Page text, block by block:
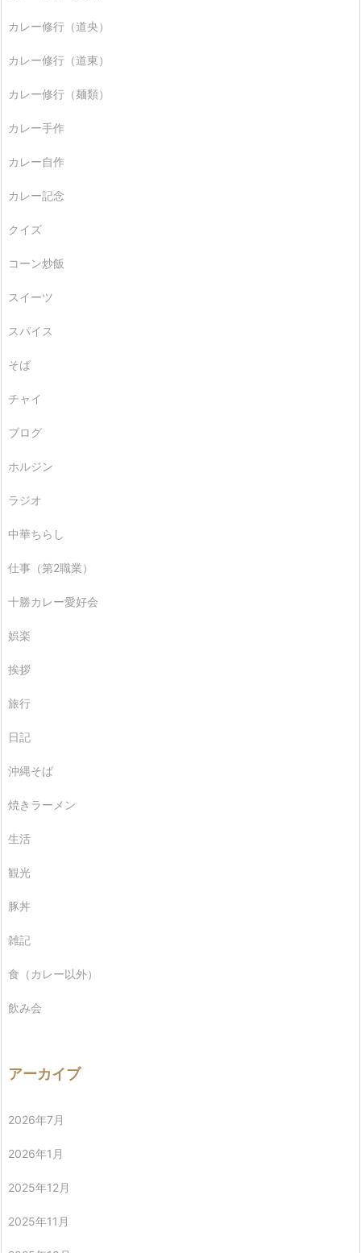
カレー修行（道央）
カレー修行（道東）
カレー修行（麺類）
カレー手作
カレー自作
カレー記念
クイズ
コーン炒飯
スイーツ
スパイス
そば
チャイ
ブログ
ホルジン
ラジオ
中華ちらし
仕事（第2職業）
十勝カレー愛好会
娯楽
挨拶
旅行
日記
沖縄そば
焼きラーメン
生活
観光
豚丼
雑記
食（カレー以外）
飲み会
アーカイブ
2026年7月
2026年1月
2025年12月
2025年11月